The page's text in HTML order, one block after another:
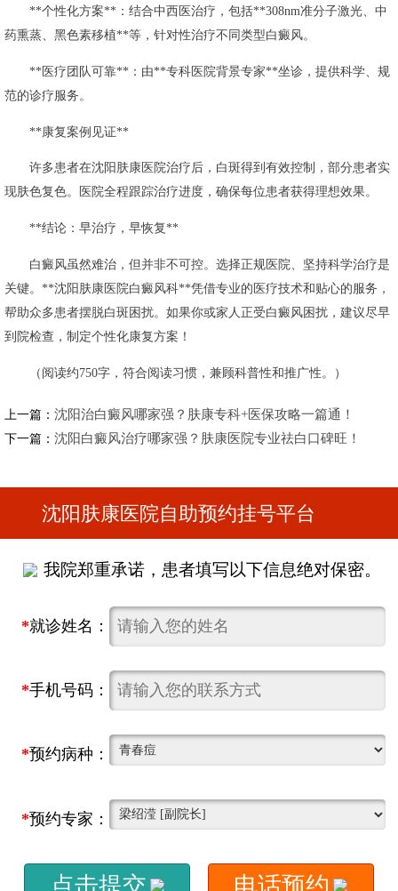
**个性化方案**：结合中西医治疗，包括**308nm准分子激光、中
药熏蒸、黑色素移植**等，针对性治疗不同类型白癜风。
**医疗团队可靠**：由**专科医院背景专家**坐诊，提供科学、规
范的诊疗服务。
**康复案例见证**
许多患者在沈阳肤康医院治疗后，白斑得到有效控制，部分患者实
现肤色复色。医院全程跟踪治疗进度，确保每位患者获得理想效果。
**结论：早治疗，早恢复**
白癜风虽然难治，但并非不可控。选择正规医院、坚持科学治疗是
关键。**沈阳肤康医院白癜风科**凭借专业的医疗技术和贴心的服务，
帮助众多患者摆脱白斑困扰。如果你或家人正受白癜风困扰，建议尽早
到院检查，制定个性化康复方案！
（阅读约750字，符合阅读习惯，兼顾科普性和推广性。）
上一篇：沈阳治白癜风哪家强？肤康专科+医保攻略一篇通！
下一篇：沈阳白癜风治疗哪家强？肤康医院专业祛白口碑旺！
沈阳肤康医院自助预约挂号平台
我院郑重承诺，患者填写以下信息绝对保密。
*就诊姓名：
*手机号码：
*预约病种：
*预约专家：
点击提交 电话预约